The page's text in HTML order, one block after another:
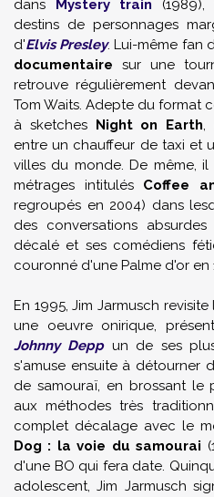
dans Mystery train
destins de personnages
d'Elvis Presley. Lui-même fan
documentaire sur une
retrouve régulièrement
Tom Waits. Adepte du format
à sketches Night on Earth,
entre un chauffeur de taxi et
villes du monde. De même,
métrages intitulés Coffee
regroupés en 2004) dans
des conversations
décalé et ses comédiens
couronné d'une Palme d'or en
En 1995, Jim Jarmusch
une oeuvre onirique,
Johnny Deppun de ses
s'amuse ensuite à détourner
de samouraï, en brossant
aux méthodes très
complet décalage avec le
Dog : la voie du samourai
d'une BO qui fera date.
adolescent, Jim Jarmusch